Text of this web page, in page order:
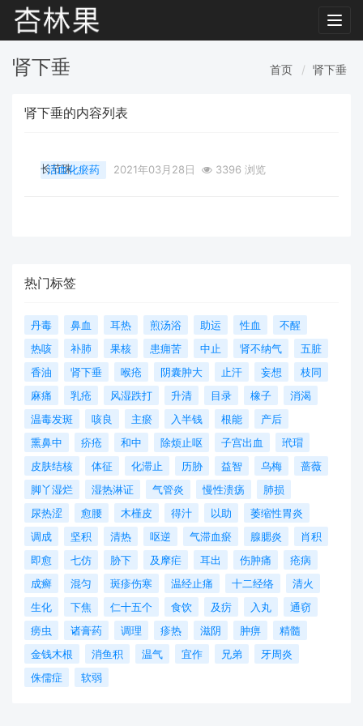
肾下垂 首页 肾下垂
肾下垂的内容列表
长节珠
活血化瘀药 2021年03月28日 3396 浏览
热门标签
丹毒 鼻血 耳热 煎汤浴 助运 性血
不醒
热咳
补肺 果核 患痈苦 中止 肾不纳气
五脏
香油
肾下垂 喉疮 阴囊肿大 止汗 妄想
枝同
麻痛
乳疮 风湿跌打 升清 目录 橡子
消渴
温毒发斑
咳良 主瘀 入半钱 根能
产后
熏鼻中
疥疮 和中 除烦止呕 子宫出血
玳瑁
皮肤结核
体征 化滞止 历胁 益智 乌梅
蔷薇
脚丫湿烂
湿热淋证 气管炎 慢性溃疡
肺损
尿热涩
愈腰 木槿皮 得汁 以助
萎缩性胃炎
调成
坚积 清热 呕逆 气滞血瘀 腺腮炎
肖积
即愈
七仿 胁下 及摩疟 耳出 伤肿痛
疮病
成癣
混匀 斑疹伤寒 温经止痛 十二经络
清火
生化
下焦 仁十五个 食饮 及疠 入丸
通窃
痨虫
诸膏药 调理 疹热 滋阴 肿痹
精髓
金钱木根
消鱼积 温气 宜作 兄弟
牙周炎
侏儒症
软弱